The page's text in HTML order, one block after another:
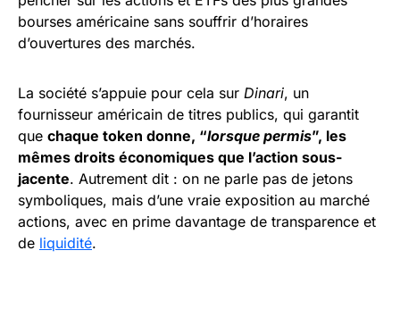
bourses américaine sans souffrir d’horaires
d’ouvertures des marchés.
La société s’appuie pour cela sur Dinari, un
fournisseur américain de titres publics, qui garantit
que chaque token donne, “lorsque permis”, les
mêmes droits économiques que l’action sous-
jacente. Autrement dit : on ne parle pas de jetons
symboliques, mais d’une vraie exposition au marché
actions, avec en prime davantage de transparence et
de liquidité.